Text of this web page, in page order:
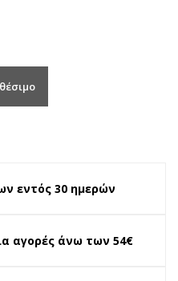
εντός 30 ημερών
αγορές άνω των 54€